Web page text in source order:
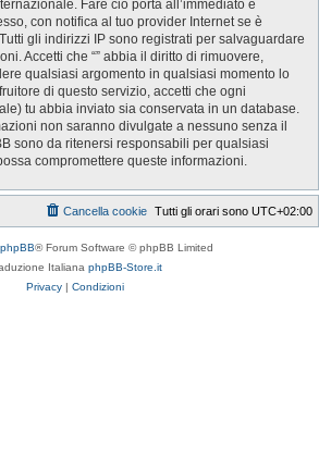
Fare ciò porta all’immediato e
con notifica al tuo provider Internet se è
gli indirizzi IP sono registrati per salvaguardare
Accetti che “” abbia il diritto di rimuovere,
qualsiasi argomento in qualsiasi momento lo
di questo servizio, accetti che ogni
tu abbia inviato sia conservata in un database.
non saranno divulgate a nessuno senza il
sono da ritenersi responsabili per qualsiasi
compromettere queste informazioni.
Tutti gli orari sono UTC+02:00
Cancella cookie
phpBB® Forum Software © phpBB Limited
Italiana phpBB-Store.it
Privacy | Condizioni